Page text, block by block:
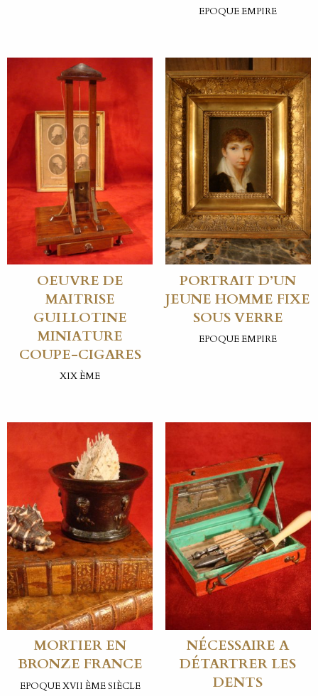
EPOQUE EMPIRE
OEUVRE DE
MAITRISE
GUILLOTINE
MINIATURE
COUPE-CIGARES
XIX ÈME
PORTRAIT D’UN
JEUNE HOMME FIXE
SOUS VERRE
EPOQUE EMPIRE
MORTIER EN
BRONZE FRANCE
EPOQUE XVII ÈME SIÈCLE
NÉCESSAIRE A
DÉTARTRER LES
DENTS